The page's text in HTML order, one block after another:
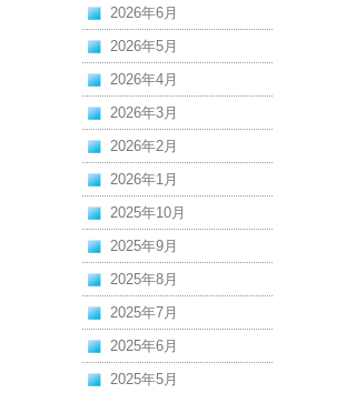
2026年6月
2026年5月
2026年4月
2026年3月
2026年2月
2026年1月
2025年10月
2025年9月
2025年8月
2025年7月
2025年6月
2025年5月